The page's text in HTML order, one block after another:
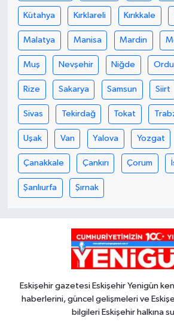
Kütahya Kırklareli Kırıkkale
Malatya Manisa Mardin
Muş Nevşehir Niğde Ordu
Rize Sakarya Samsun Siirt
Sivas Tekirdağ Tokat
Uşak Van Yalova Yozgat
Çanakkale Çankırı Çorum
Şanlıurfa Şırnak
Eskişehir gazetesi Eskişehir Yenigün
haberlerini, güncel gelişmeleri ve
bilgileri Eskişehir halkına